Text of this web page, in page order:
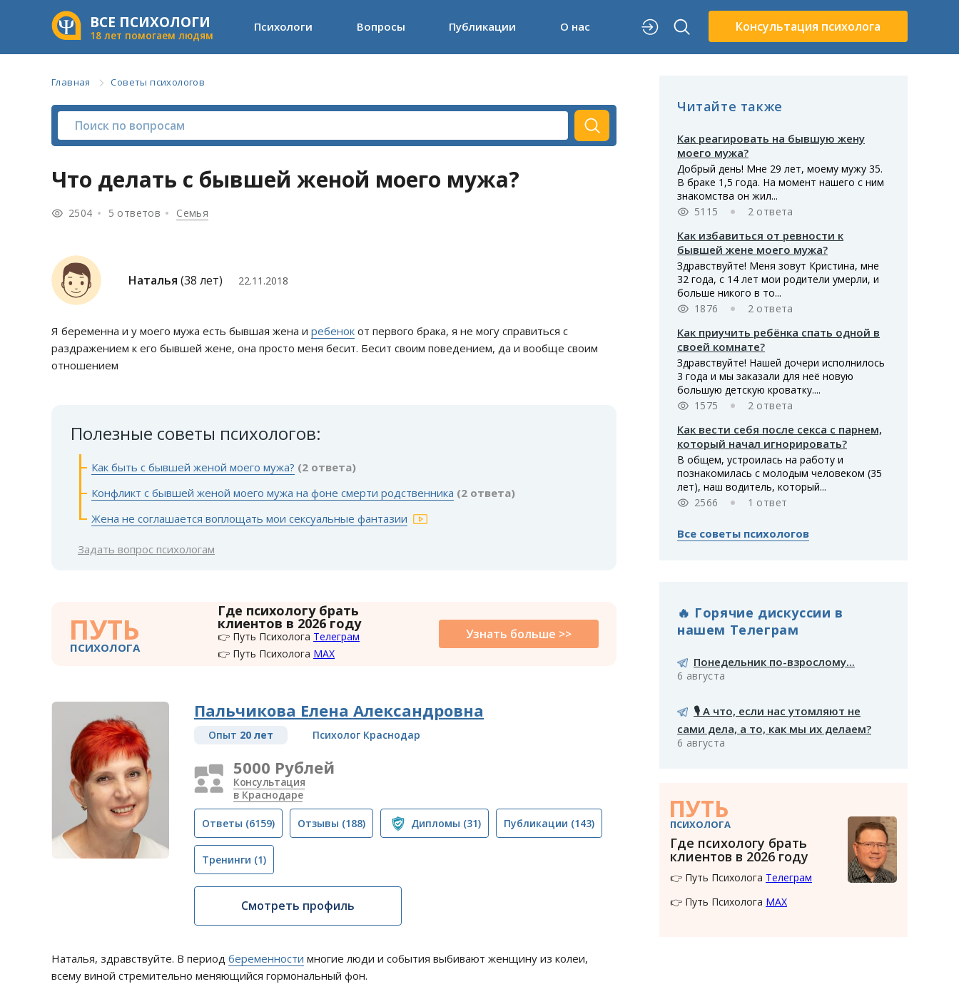
ВСЕ ПСИХОЛОГИ
18 лет помогаем людям
Психологи Вопросы Публикации О нас Консультация психолога
Главная Советы психологов
Что делать с бывшей женой моего мужа?
2504 5 ответов Семья
Наталья (38 лет) 22.11.2018
Я беременна и у моего мужа есть бывшая жена и ребенок от первого брака, я не могу справиться с
раздражением к его бывшей жене, она просто меня бесит. Бесит своим поведением, да и вообще своим
отношением
Полезные советы психологов:
Как быть с бывшей женой моего мужа? (2 ответа)
Конфликт с бывшей женой моего мужа на фоне смерти родственника (2 ответа)
Жена не соглашается воплощать мои сексуальные фантазии
Задать вопрос психологам
ПУТЬ
ПСИХОЛОГА
Где психологу брать
клиентов в 2026 году
👉 Путь Психолога Телеграм
👉 Путь Психолога MAX
Узнать больше >>
Пальчикова Елена Александровна
Опыт 20 лет Психолог Краснодар
5000 Рублей
Консультация
в Краснодаре
Ответы (6159) Отзывы (188) Дипломы (31) Публикации (143)
Тренинги (1)
Смотреть профиль
Наталья, здравствуйте. В период беременности многие люди и события выбивают женщину из колеи,
всему виной стремительно меняющийся гормональный фон.
Читайте также
Как реагировать на бывшую жену
моего мужа?
Добрый день! Мне 29 лет, моему мужу 35.
В браке 1,5 года. На момент нашего с ним
знакомства он жил...
5115
2 ответа
Как избавиться от ревности к
бывшей жене моего мужа?
Здравствуйте! Меня зовут Кристина, мне
32 года, с 14 лет мои родители умерли, и
больше никого в то...
1876
2 ответа
Как приучить ребёнка спать одной в
своей комнате?
Здравствуйте! Нашей дочери исполнилось
3 года и мы заказали для неё новую
большую детскую кроватку....
1575
2 ответа
Как вести себя после секса с парнем,
который начал игнорировать?
В общем, устроилась на работу и
познакомилась с молодым человеком (35
лет), наш водитель, который...
2566
1 ответ
Все советы психологов
🔥 Горячие дискуссии в
нашем Телеграм
Понедельник по-взрослому...
6 августа
🎙️ А что, если нас утомляют не
сами дела, а то, как мы их делаем?
6 августа
ПУТЬ
ПСИХОЛОГА
Где психологу брать
клиентов в 2026 году
👉 Путь Психолога Телеграм
👉 Путь Психолога MAX